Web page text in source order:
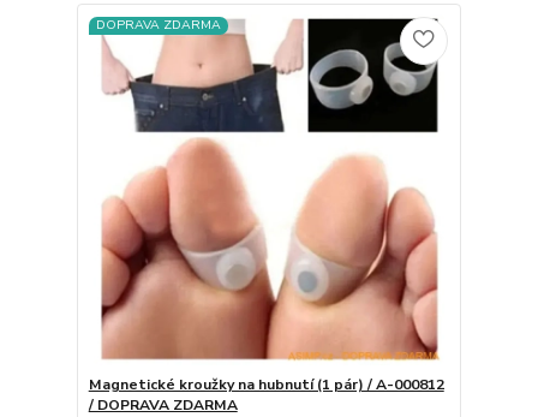
DOPRAVA ZDARMA
Magnetické kroužky na hubnutí (1 pár) / A-000812
/ DOPRAVA ZDARMA